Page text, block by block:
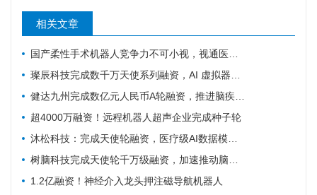
相关文章
国产柔性手术机器人竞争力不可小视，视通医疗再获一轮融资
璨辰科技完成数千万天使系列融资，AI 虚拟器官仿真平台加速落地
健达九州完成数亿元人民币A轮融资，推进脑疾病的精准疗法加速上市
超4000万融资！远程机器人超声企业完成种子轮
沐松科技：完成天使轮融资，医疗级AI数据模型引擎布局具身智能医疗场景数据集
树脑科技完成天使轮千万级融资，加速推动脑机接口与脑磁图技术国产化普及
1.2亿融资！神经介入龙头押注磁导航机器人